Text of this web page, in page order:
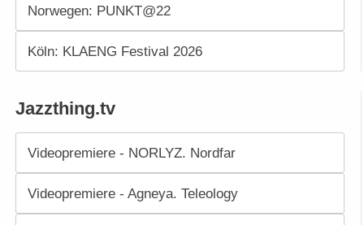
Norwegen: PUNKT@22
Köln: KLAENG Festival 2026
Jazzthing.tv
Videopremiere - NORLYZ. Nordfar
Videopremiere - Agneya. Teleology